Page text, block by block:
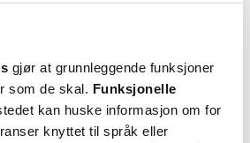
gjør at grunnleggende funksjoner
som de skal. Funksjonelle
kan huske informasjon om for
knyttet til språk eller
eller annen eID og få sikker
resepter
du vil hente ut og hvordan du vil